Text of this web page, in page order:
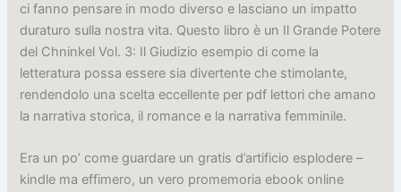
ci fanno pensare in modo diverso e lasciano un impatto
duraturo sulla nostra vita. Questo libro è un Il Grande Potere
del Chninkel Vol. 3: Il Giudizio esempio di come la
letteratura possa essere sia divertente che stimolante,
rendendolo una scelta eccellente per pdf lettori che amano
la narrativa storica, il romance e la narrativa femminile.
Era un po’ come guardare un gratis d’artificio esplodere –
kindle ma effimero, un vero promemoria ebook online